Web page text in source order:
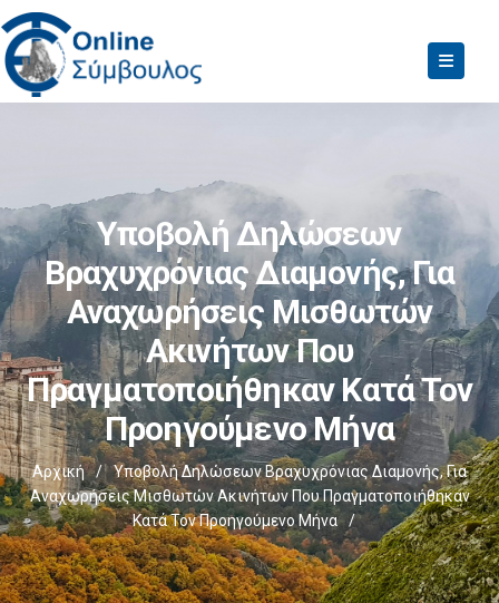
Υποβολή Δηλώσεων
Βραχυχρόνιας Διαμονής, Για
Αναχωρήσεις Μισθωτών
Ακινήτων Που
Πραγματοποιήθηκαν Κατά Τον
Προηγούμενο Μήνα
Αρχική /
Υποβολή Δηλώσεων Βραχυχρόνιας Διαμονής, Για
Αναχωρήσεις Μισθωτών Ακινήτων Που Πραγματοποιήθηκαν
Κατά Τον Προηγούμενο Μήνα
/